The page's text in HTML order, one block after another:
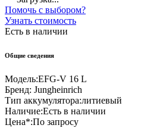
Помочь с выбором?
Узнать стоимость
Есть в наличии
Общие сведения
Модель:EFG-V 16 L
Бренд: Jungheinrich
Тип аккумулятора:литиевый
Наличие:Есть в наличии
Цена*:По запросу